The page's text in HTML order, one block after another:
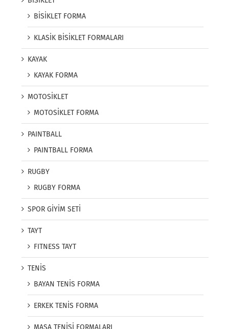
BİSİKLET FORMA
KLASİK BİSİKLET FORMALARI
KAYAK
KAYAK FORMA
MOTOSİKLET
MOTOSİKLET FORMA
PAINTBALL
PAINTBALL FORMA
RUGBY
RUGBY FORMA
SPOR GİYİM SETİ
TAYT
FITNESS TAYT
TENİS
BAYAN TENİS FORMA
ERKEK TENİS FORMA